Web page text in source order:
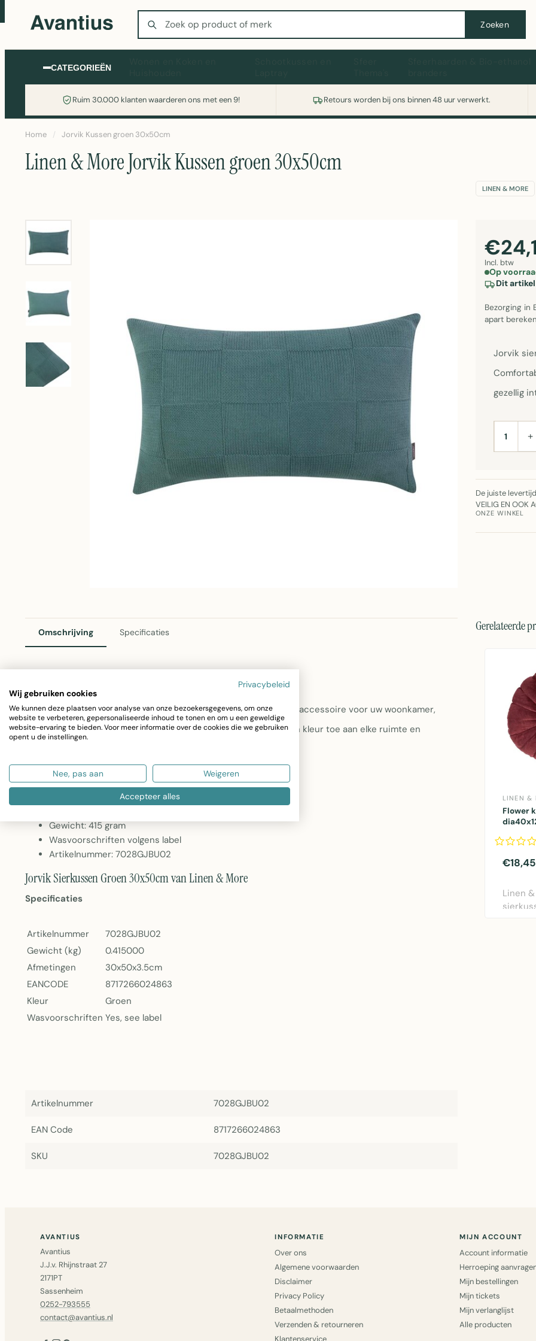
Zoeken
Zoeken
CATEGORIEËN
Ruim 30.000 klanten waarderen ons met een 9! Retours worden bij ons binnen 48 uur verwerkt.
Wasmachine of koelkast nodig? Vergelijk alle prijzen op Witgoedaanbod.nl
Home / Jorvik Kussen groen 30x50cm
Linen & More Jorvik Kussen groen 30x50cm
LINEN & MORE
Incl. btw
Op
Dit
Bezorging in
apart
Jorvik
gezellig
AANTAL+
De juiste
VEILIG EN OOK
ONZE WINKEL
Omschrijving Specificaties
Jorvik Sierkussen Groen 30x50cm
Het Jorvik sierkussen in groen van Linen & More is het perfecte accessoire voor uw woonkamer,
slaapkamer of kantoor. Dit comfortabele kussen voegt warmte en kleur toe aan elke ruimte en
Afmetingen: 30x50cm (dikte 3,5cm)
Gewicht: 415 gram
Wasvoorschriften volgens label
Artikelnummer: 7028GJBU02
Jorvik Sierkussen Groen 30x50cm van Linen & More
Specificaties
Artikelnummer
7028GJBU02
Gewicht (kg)
0.415000
Afmetingen
30x50x3.5cm
EANCODE
8717266024863
Kleur
Groen
Wasvoorschriften Yes, see label
Artikelnummer 7028GJBU02
EAN Code 8717266024863
SKU 7028GJBU02
Gerelateerde
LINEN &
Flower
€18,45
Linen
AVANTIUS
Avantius
J.J.v. Rhijnstraat 27
2171PT
Sassenheim
0252-793555
contact@avantius.nl
INFORMATIE
Over ons
Algemene voorwaarden
Disclaimer
Privacy Policy
Betaalmethoden
Verzenden & retourneren
Klantenservice
MIJN ACCOUNT
Account informatie
Herroeping
Mijn bestellingen
Mijn tickets
Mijn verlanglijst
Alle producten
Privacybeleid
Wij gebruiken cookies
We kunnen deze plaatsen voor analyse van onze bezoekersgegevens, om onze
website te verbeteren, gepersonaliseerde inhoud te tonen en om u een geweldige
website-ervaring te bieden. Voor meer informatie over de cookies die we gebruiken
opent u de instellingen.
Nee, pas aan Weigeren
Accepteer alles